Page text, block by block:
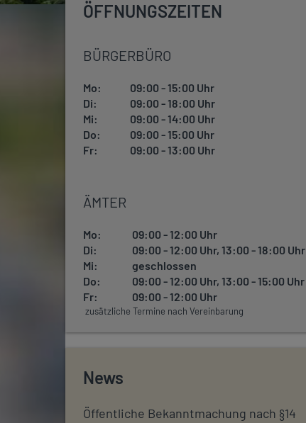
ÖFFNUNGSZEITEN
BÜRGERBÜRO
Mo:
09:00 - 15:00 Uhr
Di:
09:00 - 18:00 Uhr
Mi:
09:00 - 14:00 Uhr
Do:
09:00 - 15:00 Uhr
Fr:
09:00 - 13:00 Uhr
ÄMTER
Mo:
09:00 - 12:00 Uhr
Di:
09:00 - 12:00 Uhr, 13:00 - 18:00 Uhr
Mi:
geschlossen
Do:
09:00 - 12:00 Uhr, 13:00 - 15:00 Uhr
Fr:
09:00 - 12:00 Uhr
zusätzliche Termine nach Vereinbarung
News
Öffentliche Bekanntmachung nach §14